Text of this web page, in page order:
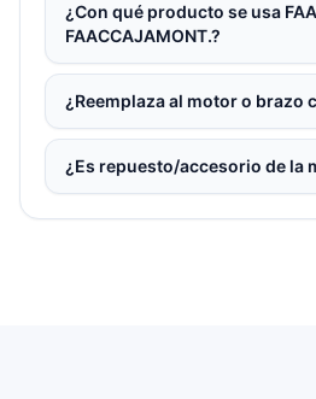
¿Con qué producto se usa
FAACCAJAMONT.?
¿Reemplaza al motor o brazo
¿Es repuesto/accesorio de la